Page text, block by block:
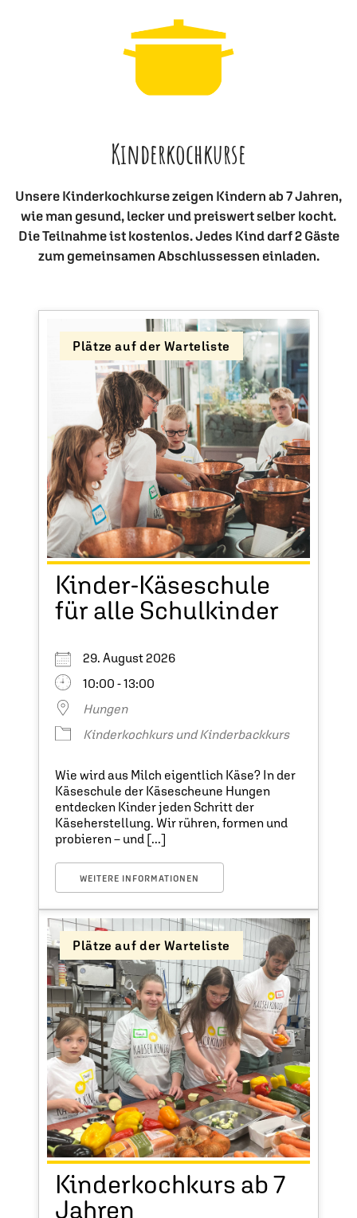
Kinderkochkurse
Unsere Kinderkochkurse zeigen Kindern ab 7 Jahren,
wie man gesund, lecker und preiswert selber kocht.
Die Teilnahme ist kostenlos. Jedes Kind darf 2 Gäste
zum gemeinsamen Abschlussessen einladen.
Plätze auf der Warteliste
Kinder-Käseschule
für alle Schulkinder
29. August 2026
10:00 - 13:00
Hungen
Kinderkochkurs und Kinderbackkurs
Wie wird aus Milch eigentlich Käse? In der
Käseschule der Käsescheune Hungen
entdecken Kinder jeden Schritt der
Käseherstellung. Wir rühren, formen und
probieren – und [...]
WEITERE INFORMATIONEN
Plätze auf der Warteliste
Kinderkochkurs ab 7
Jahren